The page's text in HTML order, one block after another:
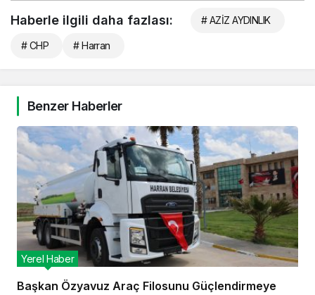
Haberle ilgili daha fazlası: # AZİZ AYDINLIK
# CHP # Harran
Benzer Haberler
Başkan Özyavuz Araç Filosunu Güçlendirmeye
Yerel Haber